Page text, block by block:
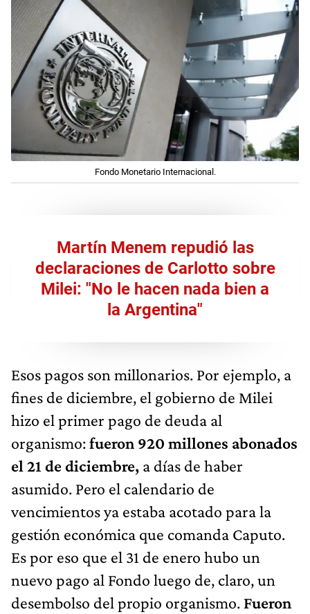
Fondo Monetario Internacional.
Martín Menem repudió las
declaraciones de Carlotto sobre
Milei: "No le hacen nada bien a
la Argentina"
Esos pagos son millonarios. Por ejemplo, a
fines de diciembre, el gobierno de Milei
hizo el primer pago de deuda al
organismo:fueron 920 millones abonados
el 21 de diciembre, a días de haber
asumido. Pero el calendario de
vencimientos ya estaba acotado para la
gestión económica que comanda Caputo.
Es por eso que el 31 de enero hubo un
nuevo pago al Fondo luego de, claro, un
desembolso del propio organismo. Fueron